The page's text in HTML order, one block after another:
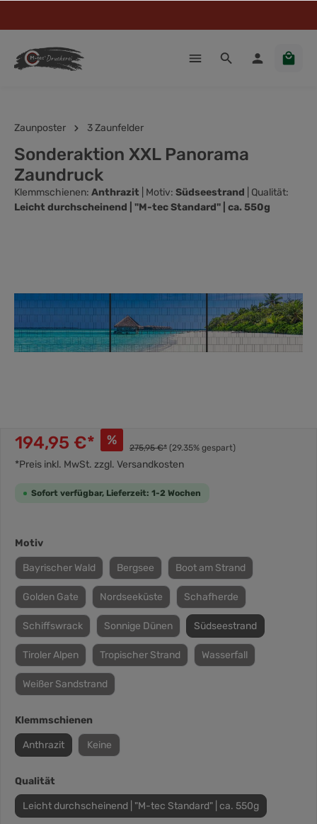
Zaunposter 3 Zaunfelder
Sonderaktion XXL Panorama
Zaundruck
Klemmschienen: Anthrazit | Motiv: Südseestrand
| Qualität:
Leicht durchscheinend | "M-tec Standard" | ca. 550g
194,95 €* % 275,95 €* (29.35% gespart)
*Preis inkl. MwSt. zzgl. Versandkosten
Sofort verfügbar, Lieferzeit: 1-2 Wochen
Motiv
Bayrischer Wald Bergsee Boot am Strand
Golden Gate Nordseeküste Schafherde
Schiffswrack Sonnige Dünen Südseestrand
Tiroler Alpen Tropischer Strand Wasserfall
Weißer Sandstrand
Klemmschienen
Anthrazit Keine
Qualität
Leicht durchscheinend | "M-tec Standard" | ca. 550g